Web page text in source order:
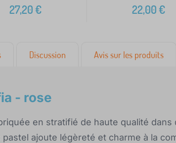
27,20€ 22,00€
Discussion Avis sur les produits
- rose
en stratifié de haute qualité dans
ajoute légèreté et charme à la